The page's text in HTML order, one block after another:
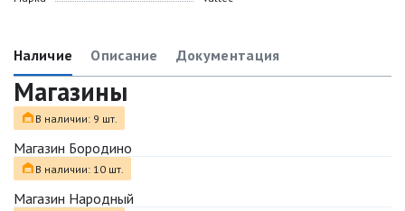
Наличие Описание Документация
Магазины
В наличии: 9 шт.
Магазин Бородино
В наличии: 10 шт.
Магазин Народный